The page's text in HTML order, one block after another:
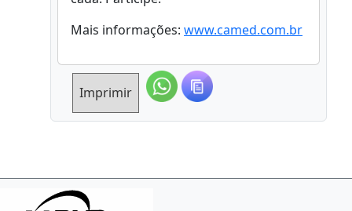
Mais informações: www.camed.com.br
Imprimir